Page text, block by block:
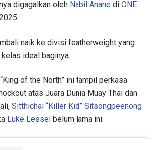
digagalkan oleh Nabil Anane di ONE
naik ke divisi featherweight yang
ideal baginya.
of the North” ini tampil perkasa
atas Juara Dunia Muay Thai dan
Sitthichai “Killer Kid” Sitsongpeenong
Luke Lessei belum lama ini.